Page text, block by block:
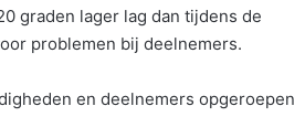
graden lager lag dan tijdens de
problemen bij deelnemers.
en deelnemers opgeroepen